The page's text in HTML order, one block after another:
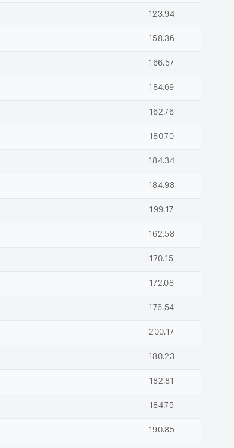
123.94
158.36
166.57
184.69
162.76
180.70
184.34
184.98
199.17
162.58
170.15
172.08
176.54
200.17
180.23
182.81
184.75
190.85